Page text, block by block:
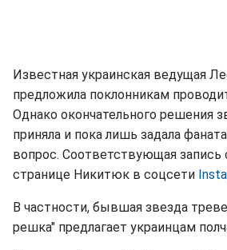
Известная украинская ведущая
предложила поклонникам
Однако окончательного решения
приняла и пока лишь задала
вопрос. Соответствующая запись
странице Никитюк в соцсети
В частности, бывшая звезда
решка" предлагает украинцам